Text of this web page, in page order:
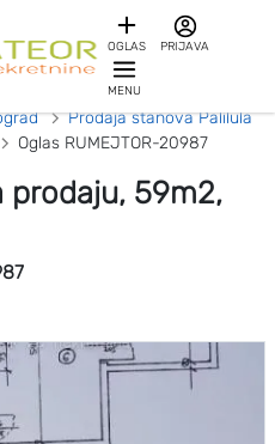
OGLAS PRIJAVA
MENU
Prodaja stanova Palilula
Oglas RUMEJTOR-20987
prodaju, 59m2,